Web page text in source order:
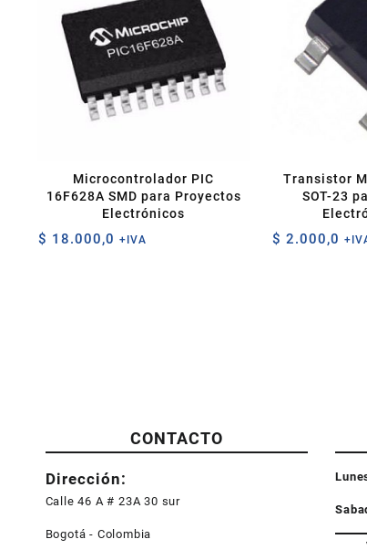
Microcontrolador PIC
16F628A SMD para Proyectos
Electrónicos
$ 18.000,0 +IVA
Transistor
SOT-23
$ 2.000,0
CONTACTO
Dirección:
Calle 46 A # 23A 30 sur
Bogotá - Colombia